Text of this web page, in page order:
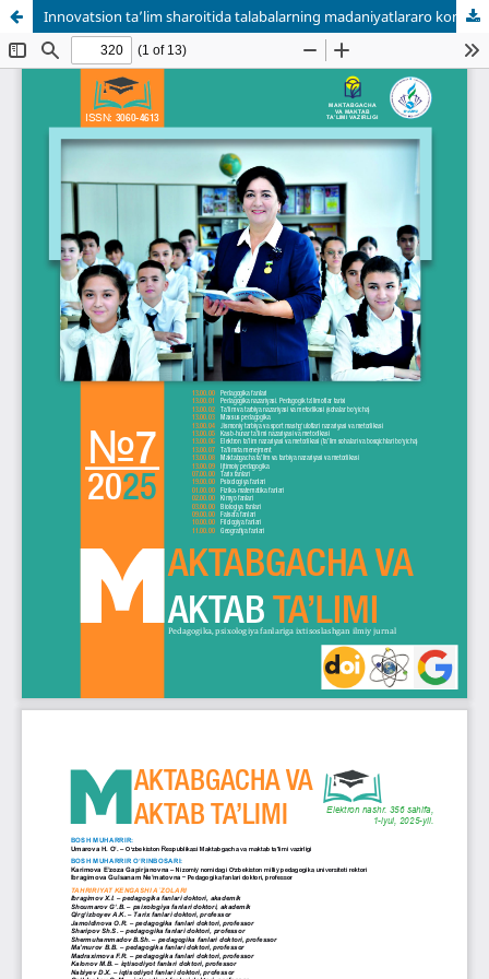
Innovatsion taʼlim sharoitida talabalarning madaniyatlararo kompetensiyalarini rivojlantirish metodikasi